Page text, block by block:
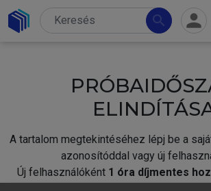
search person
A tartalom megtekintéséhez lépj be a
azonosítóddal vagy új
Új felhasználóként 1 óra díjmentes